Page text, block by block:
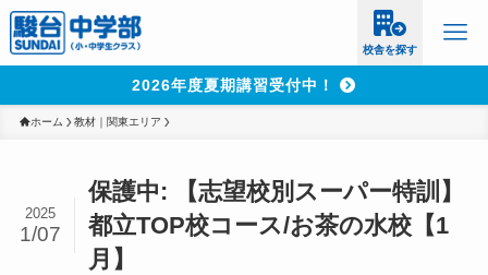
校舎を探す
2026年度夏期講習受付中！
ホーム 教材｜関東エリア
保護中: 【志望校別スーパー特訓】
都立TOP校コース/お茶の水校【1
月】
2025
1/07